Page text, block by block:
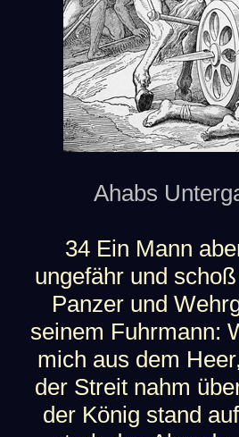
Ahabs
34 Ein Mann
ungefähr und
Panzer und
seinem Fuhrmann:
mich aus dem
der Streit nahm
der König stand